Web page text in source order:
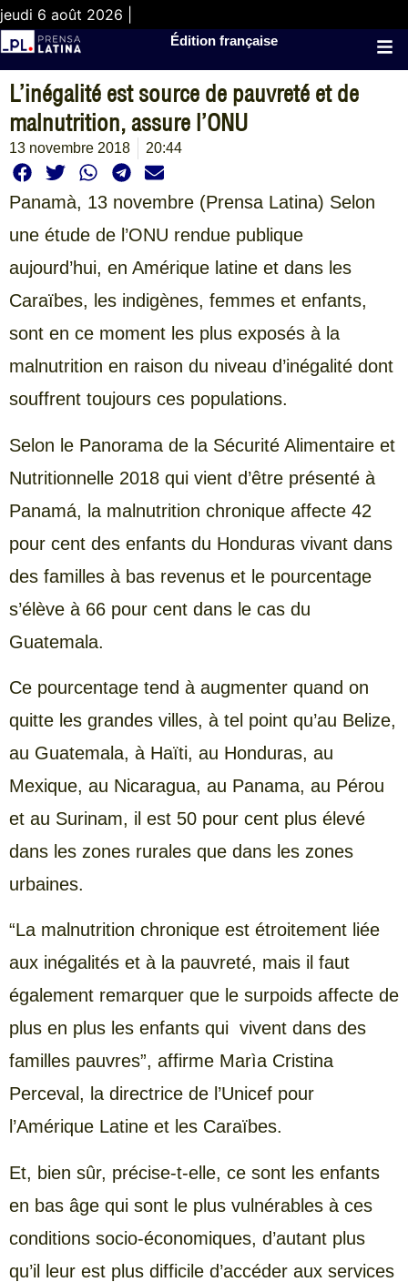
jeudi 6 août 2026 |
Édition française
L’inégalité est source de pauvreté et de
malnutrition, assure l’ONU
13 novembre 2018 20:44
Panamà, 13 novembre (Prensa Latina) Selon
une étude de l’ONU rendue publique
aujourd’hui, en Amérique latine et dans les
Caraïbes, les indigènes, femmes et enfants,
sont en ce moment les plus exposés à la
malnutrition en raison du niveau d’inégalité dont
souffrent toujours ces populations.
Selon le Panorama de la Sécurité Alimentaire et
Nutritionnelle 2018 qui vient d’être présenté à
Panamá, la malnutrition chronique affecte 42
pour cent des enfants du Honduras vivant dans
des familles à bas revenus et le pourcentage
s’élève à 66 pour cent dans le cas du
Guatemala.
Ce pourcentage tend à augmenter quand on
quitte les grandes villes, à tel point qu’au Belize,
au Guatemala, à Haïti, au Honduras, au
Mexique, au Nicaragua, au Panama, au Pérou
et au Surinam, il est 50 pour cent plus élevé
dans les zones rurales que dans les zones
urbaines.
“La malnutrition chronique est étroitement liée
aux inégalités et à la pauvreté, mais il faut
également remarquer que le surpoids affecte de
plus en plus les enfants qui vivent dans des
familles pauvres”, affirme Marìa Cristina
Perceval, la directrice de l’Unicef pour
l’Amérique Latine et les Caraïbes.
Et, bien sûr, précise-t-elle, ce sont les enfants
en bas âge qui sont le plus vulnérables à ces
conditions socio-économiques, d’autant plus
qu’il leur est plus difficile d’accéder aux services